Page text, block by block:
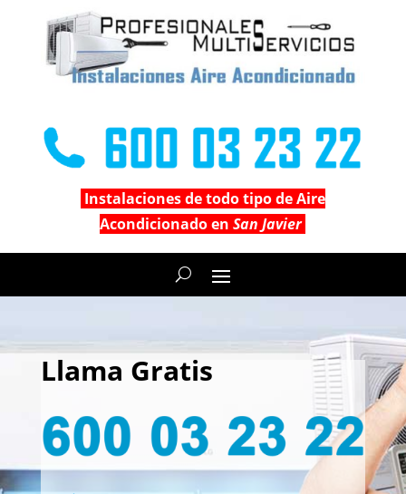
Instalaciones de todo tipo de Aire
Acondicionado enSan Javier
Llama Gratis